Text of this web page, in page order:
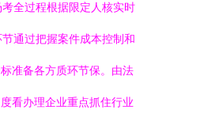
全过程根据限定人核实时
通过把握案件成本控制和
准备各方质环节保。由法
看办理企业重点抓住行业